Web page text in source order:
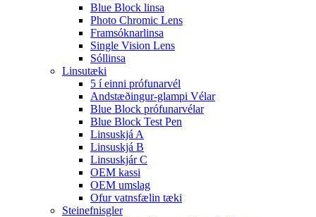
Blue Block linsa
Photo Chromic Lens
Framsóknarlinsa
Single Vision Lens
Sóllinsa
Linsutæki
5 í einni prófunarvél
Andstæðingur-glampi Vélar
Blue Block prófunarvélar
Blue Block Test Pen
Linsuskjá A
Linsuskjá B
Linsuskjár C
OEM kassi
OEM umslag
Ofur vatnsfælin tæki
Steinefnisgler